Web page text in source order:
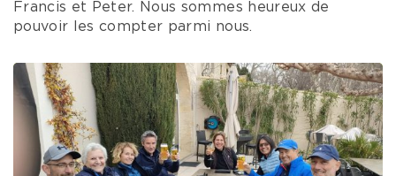
Francis et Peter. Nous sommes heureux de
pouvoir les compter parmi nous.